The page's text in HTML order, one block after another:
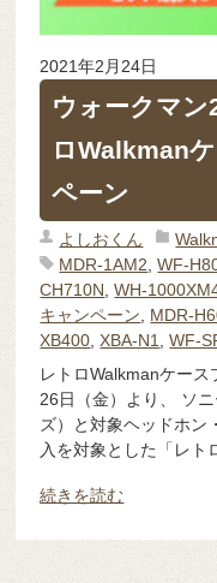
2021年2月24日
ウォークマン
ロWalkman
ペーン
よしおくん
MDR-1AM2 ,WF-
CH710N ,WH-
キャンペーン
MDR-
XB400 ,XBA-N1 ,WF-
レトロWalkmanケー
26日（金）より、 ソ
ズ）と対象ヘッドホン
入を対象とした「レ
続きを読む